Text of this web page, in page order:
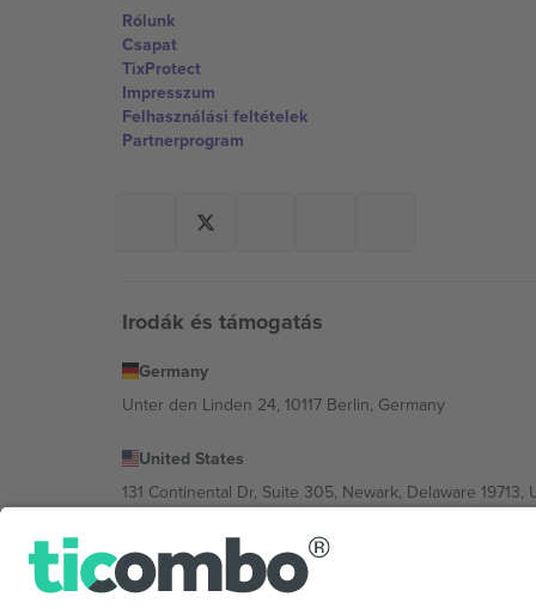
Rólunk
Csapat
TixProtect
Impresszum
Felhasználási feltételek
Partnerprogram
Irodák és támogatás
Germany
Unter den Linden 24, 10117 Berlin, Germany
United States
131 Continental Dr, Suite 305, Newark, Delaware 19713,
Bulgaria
Regus Sofia City West, bul Totleben 53-55, 1606 Sofia,